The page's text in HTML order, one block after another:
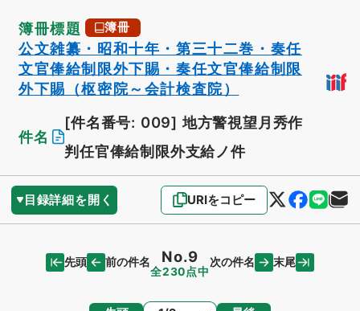
簿冊標題 簿冊
公文雑纂・昭和十年・第三十二巻・奏任
文官俸給制限外下賜・奏任文官俸給制限
外下賜（枢密院～会計検査院）
件名
[件名番号: 009] 地方警視望月秀作
判任官俸給制限外支給ノ件
目録詳細を開く URIをコピー
先頭 前の件名 No.9
全230点中
次の件名 末尾